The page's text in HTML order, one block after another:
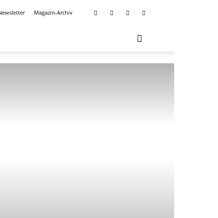
Magazin-Archiv